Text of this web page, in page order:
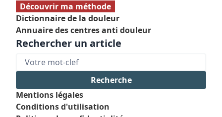
Rechercher un article
Découvrir ma méthode
Dictionnaire de la douleur
Annuaire des centres anti douleur
Mentions légales
Conditions d'utilisation